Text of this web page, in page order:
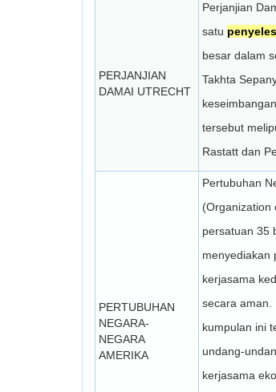
PERJANJIAN
DAMAI UTRECHT
Perjanjian
satu
besar dalam
Takhta
tersebut
Rastatt dan
PERTUBUHAN
NEGARA-
NEGARA
AMERIKA
Pertubuhan
(Organization
persatuan 35
menyediakan
kerjasama
secara aman.
kumpulan ini
undang-
kerjasama